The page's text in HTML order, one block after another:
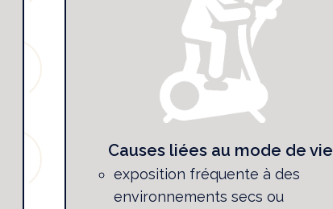
Causes liées au mode de vie
exposition fréquente à des
environnements secs ou